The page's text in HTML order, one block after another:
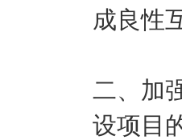
成良性
二、加
设项目